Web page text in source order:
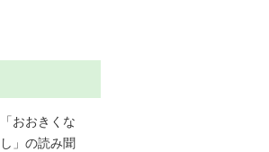
おおきくな
」の読み聞